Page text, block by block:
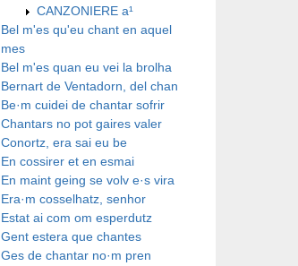
CANZONIERE a¹
Bel m'es qu'eu chant en aquel
mes
Bel m'es quan eu vei la brolha
Bernart de Ventadorn, del chan
Be·m cuidei de chantar sofrir
Chantars no pot gaires valer
Conortz, era sai eu be
En cossirer et en esmai
En maint geing se volv e·s vira
Era·m cosselhatz, senhor
Estat ai com om esperdutz
Gent estera que chantes
Ges de chantar no·m pren